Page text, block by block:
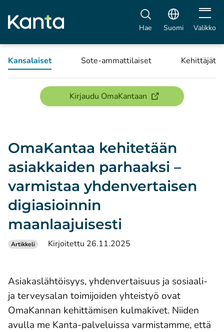
Hae Suomi Avaa
Valikko
Kansalaiset Sote-ammattilaiset Kehittäjät
Kirjaudu OmaKantaan(avautuu uuteen
OmaKantaa kehitetään
asiakkaiden parhaaksi –
varmistaa yhdenvertaisen
digiasioinnin
maanlaajuisesti
Artikkeli Kirjoitettu 26.11.2025
Asiakaslähtöisyys, yhdenvertaisuus ja sosiaali-
ja terveysalan toimijoiden yhteistyö ovat
OmaKannan kehittämisen kulmakivet. Niiden
avulla me Kanta-palveluissa varmistamme, että